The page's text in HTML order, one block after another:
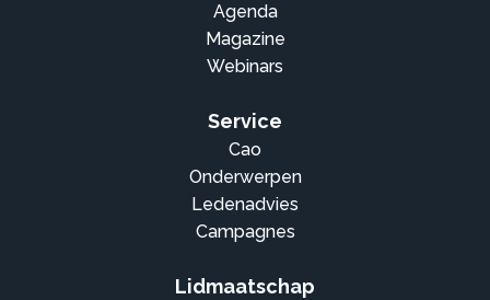
Agenda
Magazine
Webinars
Service
Cao
Onderwerpen
Ledenadvies
Campagnes
Lidmaatschap